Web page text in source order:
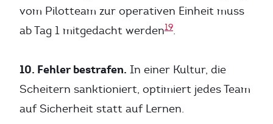
vom Pilotteam zur operativen Einheit muss
ab Tag 1 mitgedacht werden19.
10. Fehler bestrafen. In einer Kultur, die
Scheitern sanktioniert, optimiert jedes Team
auf Sicherheit statt auf Lernen.